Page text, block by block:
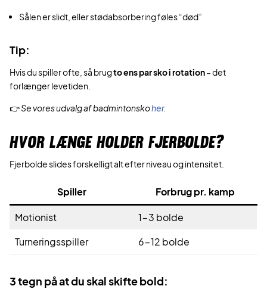
Sålen er slidt, eller stødabsorbering føles “død”
Tip:
Hvis du spiller ofte, så brugto ens par sko i rotation– det
forlænger levetiden.
👉Se vores udvalg af badmintonskoher.
HVOR LÆNGE HOLDER FJERBOLDE?
Fjerbolde slides forskelligt alt efter niveau og intensitet.
Spiller Forbrug pr. kamp
Motionist
1-3 bolde
Turneringsspiller
6-12 bolde
3 tegn på at du skal skifte bold: